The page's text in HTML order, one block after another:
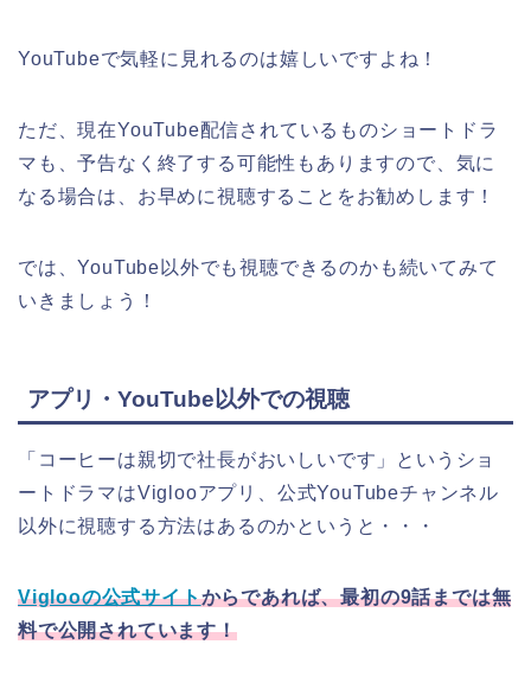
YouTubeで気軽に見れるのは嬉しいですよね！
ただ、現在YouTube配信されているものショートドラ
マも、予告なく終了する可能性もありますので、気に
なる場合は、お早めに視聴することをお勧めします！
では、YouTube以外でも視聴できるのかも続いてみて
いきましょう！
アプリ・YouTube以外での視聴
「コーヒーは親切で社長がおいしいです」というショ
ートドラマはViglooアプリ、公式YouTubeチャンネル
以外に視聴する方法はあるのかというと・・・
Viglooの公式サイトからであれば、最初の9話までは無
料で公開されています！